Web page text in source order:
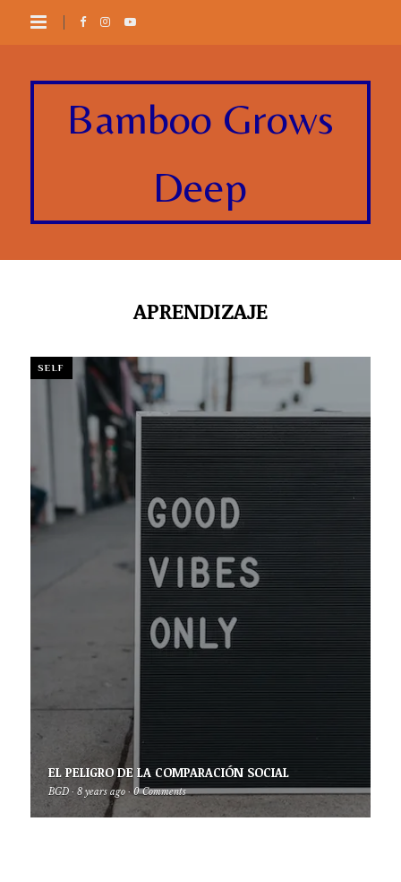
Bamboo Grows
Deep
APRENDIZAJE
SELF
EL PELIGRO DE LA COMPARACIÓN SOCIAL
BGD · 8 years ago · 0 Comments